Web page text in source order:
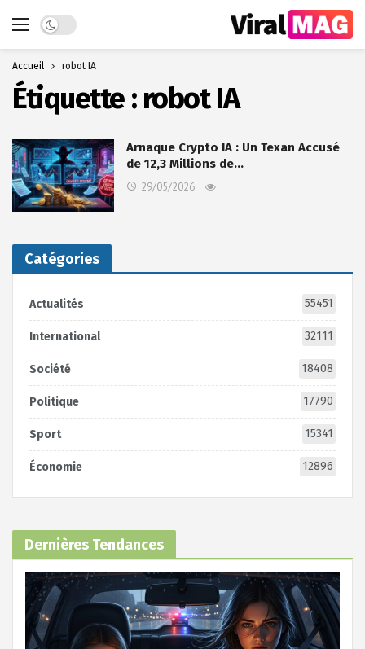
Dark mode
Accueil robot IA
Étiquette : robot IA
Arnaque Crypto IA : Un Texan Accusé
de 12,3 Millions de…
29/05/2026
Catégories
Actualités 55451
International 32111
Société 18408
Politique 17790
Sport 15341
Économie 12896
Dernières Tendances